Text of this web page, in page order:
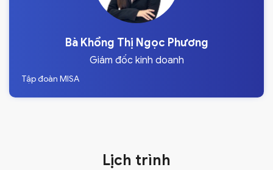
Bà Khổng Thị Ngọc Phương
Giám đốc kinh doanh
Tập đoàn MISA
Lịch trình